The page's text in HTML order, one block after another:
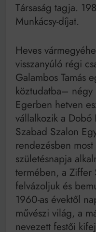
Társaság tagja.
Munkácsy-díjat.
Heves
visszanyúló régi
Galambos Tamás
köztudatba– négy
Egerben hetven
vállalkozik a Dobó
Szabad Szalon
rendezésben
születésnapja
termében, a Ziffer
felvázoljuk és
1960-as évektől
művészi világ, a
nevezett festői